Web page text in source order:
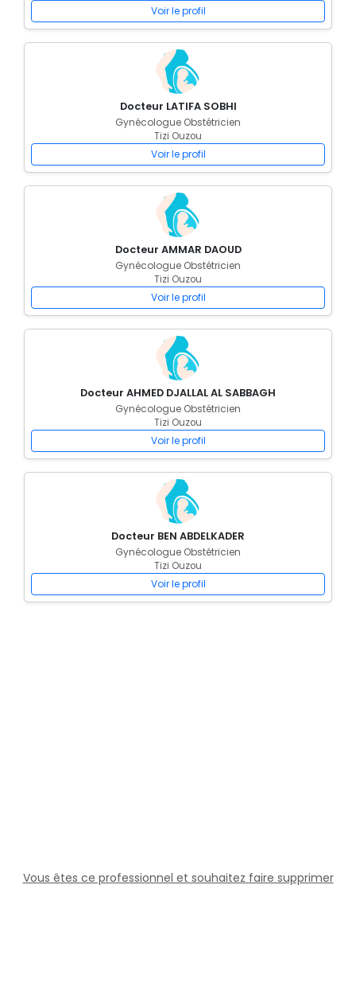
Voir le profil
Docteur LATIFA SOBHI
Gynécologue Obstétricien
Tizi Ouzou
Voir le profil
Docteur AMMAR DAOUD
Gynécologue Obstétricien
Tizi Ouzou
Voir le profil
Docteur AHMED DJALLAL AL SABBAGH
Gynécologue Obstétricien
Tizi Ouzou
Voir le profil
Docteur BEN ABDELKADER
Gynécologue Obstétricien
Tizi Ouzou
Voir le profil
Vous êtes ce professionnel et souhaitez faire supprimer